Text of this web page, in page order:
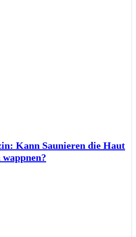
Kann Saunieren die Haut
wappnen?